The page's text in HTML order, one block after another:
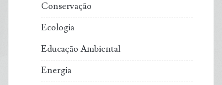
Conservação
Ecologia
Educação Ambiental
Energia